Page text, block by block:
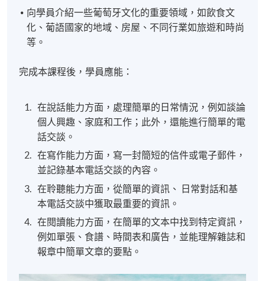
向學員介紹一些葡萄牙文化的重要領域，如飲食文
化、葡語國家的地域、房屋、不同行業如旅遊和時尚
等。
完成本課程後，學員應能：
在說話能力方面，處理簡單的日常情況，例如談論
個人興趣、家庭和工作；此外，還能進行簡單的電
話交談。
在寫作能力方面，寫一封簡短的信件或電子郵件，
並記錄基本電話交談的內容。
在聆聽能力方面，從簡單的資訊、 日常對話和基
本電話交談中獲取最重要的資訊。
在閱讀能力方面，在簡單的文本中找到特定資訊，
例如單張、食譜、時間表和廣告，並能理解雜誌和
報章中簡單文章的要點。